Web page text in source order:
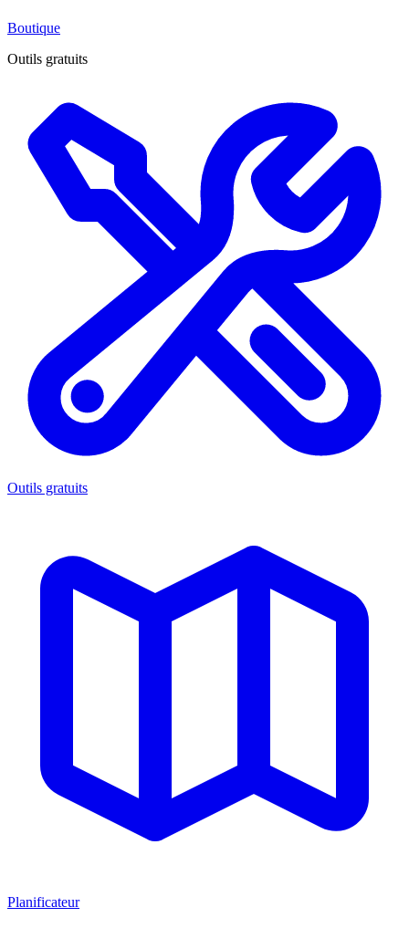
Boutique
Outils gratuits
Outils gratuits
Planificateur